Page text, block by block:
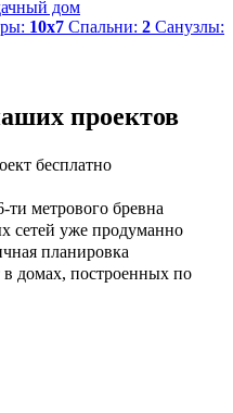
10х7 Спальни: 2 Санузлы:
проектов
бесплатно
метрового бревна
сетей уже продуманно
планировка
домах, построенных по